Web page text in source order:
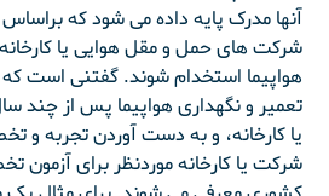
آنها مدرک پایه داده می شود که
شرکت های حمل و مقل هوایی یا
هواپیما استخدام شوند. گفتنی است
تعمیر و نگهداری هواپیما پس از
یا کارخانه، و به دست آوردن تجربه و
شرکت یا کارخانه موردنظر برای آزمون